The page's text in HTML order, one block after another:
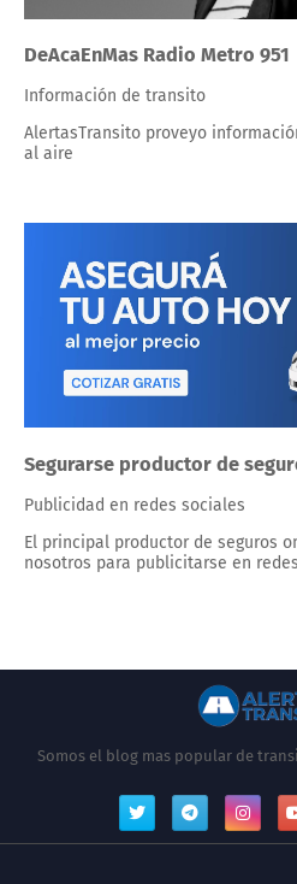
DeAcaEnMas Radio Metro 951
Información de transito
AlertasTransito proveyo
al aire
Segurarse productor de
Publicidad en redes sociales
El principal productor de seguros
nosotros para publicitarse en redes
Somos el blog mas popular de